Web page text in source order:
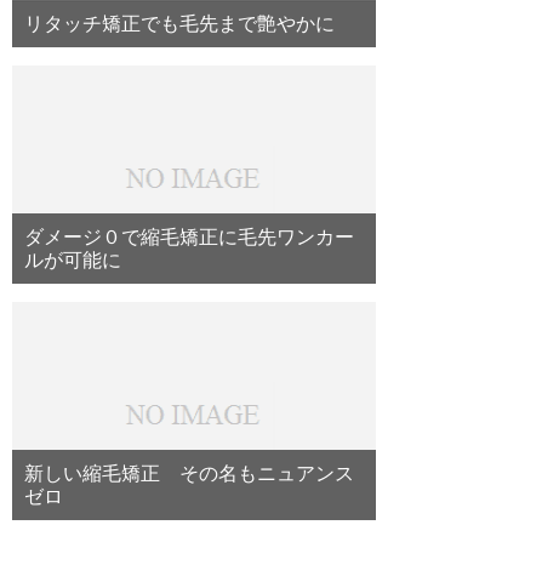
リタッチ矯正でも毛先まで艶やかに
ダメージ０で縮毛矯正に毛先ワンカー
ルが可能に
新しい縮毛矯正 その名もニュアンス
ゼロ